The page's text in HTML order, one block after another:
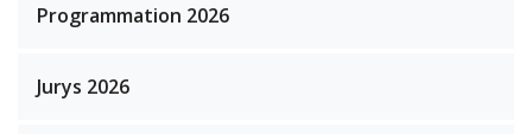
Programmation 2026
Jurys 2026